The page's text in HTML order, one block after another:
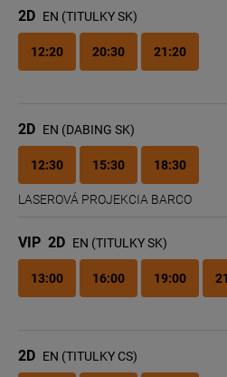
2D EN (TITULKY SK)
12:20 20:30 21:20
2D EN (DABING SK)
12:30 15:30 18:30
LASEROVÁ PROJEKCIA BARCO
VIP 2D EN (TITULKY SK)
13:00 16:00 19:00
2D EN (TITULKY CS)